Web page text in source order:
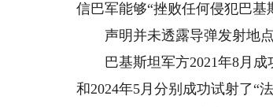
信巴军能够“挫败任何侵犯巴基
声明并未透露导弹发射地点
巴基斯坦军方2021年8月成
和2024年5月分别成功试射了“